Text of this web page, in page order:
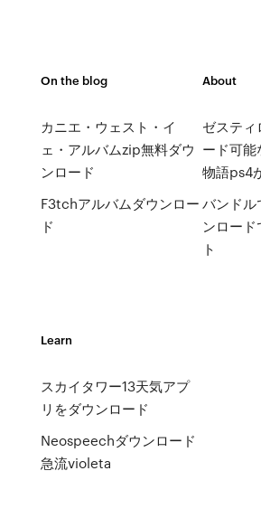
On the blog
カニエ・ウェスト・イ
ェ・アルバムzip無料ダウ
ンロード
F3tchアルバムダウンロー
ド
About
ゼスティ
ード可
物語ps4
バンドル
ンロー
ト
Learn
スカイタワー13天気アプ
リをダウンロード
Neospeechダウンロード
急流violeta